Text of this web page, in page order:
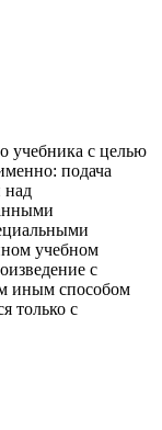
учебника с целью
подача
над
учебном
с
иным способом
только с